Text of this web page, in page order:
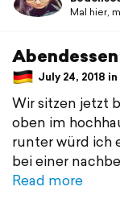
Mal hier,
Abendessen
July 24, 2018
Wir sitzen jetzt
oben im
runter würd ich
bei einer
Read more